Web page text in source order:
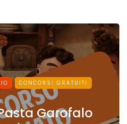
CONCORSI GRATUITI
Garofalo